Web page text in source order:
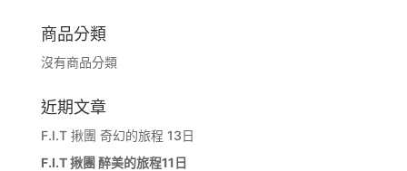
商品分類
沒有商品分類
近期文章
F.I.T 揪團 奇幻的旅程 13日
F.I.T 揪團 醉美的旅程11日